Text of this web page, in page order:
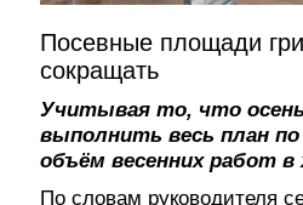
Посевные площади
сокращать
Учитывая то, что
выполнить весь план
объём весенних работ
По словам руководителя